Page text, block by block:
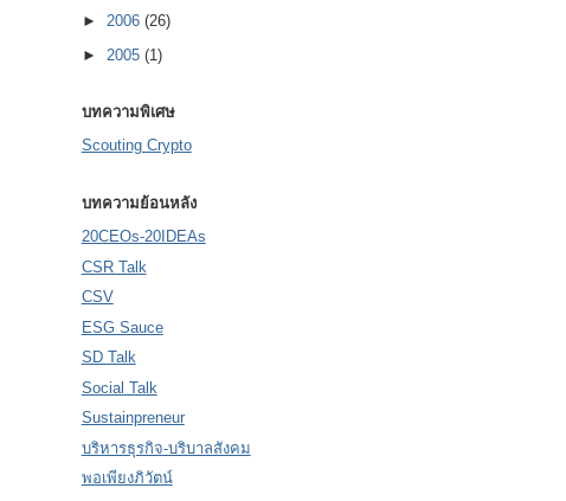
► 2006 (26)
► 2005 (1)
บทความพิเศษ
Scouting Crypto
บทความย้อนหลัง
20CEOs-20IDEAs
CSR Talk
CSV
ESG Sauce
SD Talk
Social Talk
Sustainpreneur
บริหารธุรกิจ-บริบาลสังคม
พอเพียงภิวัตน์